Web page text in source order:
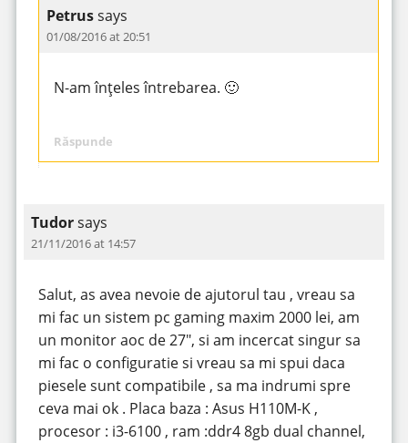
Petrussays
01/08/2016 at 20:51
N-am înțeles întrebarea. 🙂
Răspunde
Tudorsays
21/11/2016 at 14:57
Salut, as avea nevoie de ajutorul tau , vreau sa
mi fac un sistem pc gaming maxim 2000 lei, am
un monitor aoc de 27″, si am incercat singur sa
mi fac o configuratie si vreau sa mi spui daca
piesele sunt compatibile , sa ma indrumi spre
ceva mai ok . Placa baza : Asus H110M-K ,
procesor : i3-6100 , ram :ddr4 8gb dual channel,